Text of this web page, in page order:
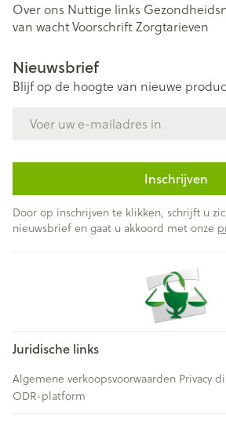
Over ons Nuttige links
van wachtVoorschriftZorgtarieven
Nieuwsbrief
Blijf op de hoogte van nieuwe
Inschrijven
Door op inschrijven te klikken, schrijft u
nieuwsbrief en gaat u akkoord met onze
Juridische links
Algemene verkoopsvoorwaarden Privacy
ODR-platform